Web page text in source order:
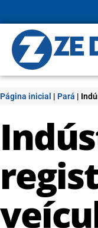
Página inicial | Pará |